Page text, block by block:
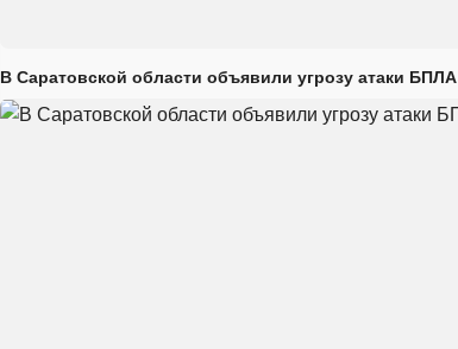
В Саратовской области объявили угрозу атаки БПЛА